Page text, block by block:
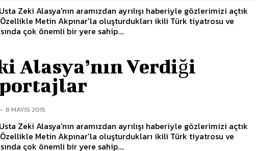
Zeki Alasya'nın aramızdan ayrılışı haberiyle gözlerimizi açtık
Metin Akpınar'la oluşturdukları ikili Türk tiyatrosu ve
çok önemli bir yere sahip....
Alasya’nın Verdiği
- 8 MAYIS 2015
Zeki Alasya'nın aramızdan ayrılışı haberiyle gözlerimizi açtık
Metin Akpınar'la oluşturdukları ikili Türk tiyatrosu ve
çok önemli bir yere sahip....